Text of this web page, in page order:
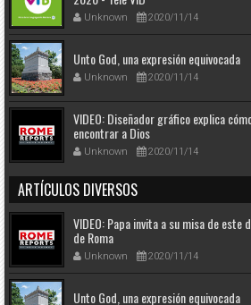
Unknown 2020/11/14
Unto God, una expresión equivocada
Unknown 2020/11/14
VIDEO: Diseñador gráfico explica
encontrar a Dios
Unknown 2020/11/14
ARTÍCULOS DIVERSOS
VIDEO: Papa invita a su misa de este
de Roma
Unknown 2020/11/14
Unto God, una expresión equivocada